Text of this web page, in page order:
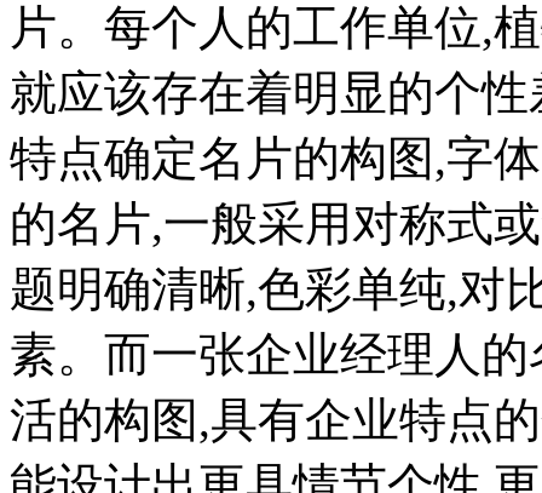
片。每个人的工作单位,
就应该存在着明显的个
特点确定名片的构图,字
的名片,一般采用对称式
题明确清晰,色彩单纯,对
素。而一张企业经理人
活的构图,具有企业特点